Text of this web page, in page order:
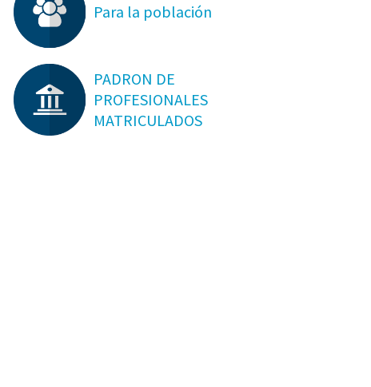
Para la población
PADRON DE
PROFESIONALES
MATRICULADOS